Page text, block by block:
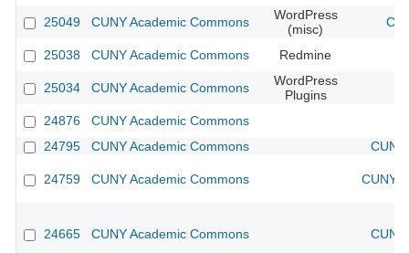
25049 CUNY Academic Commons
WordPress
(misc)
25038 CUNY Academic Commons Redmine
25034 CUNY Academic Commons
WordPress
Plugins
24876
CUNY Academic Commons
24795
CUNY Academic Commons
24759 CUNY Academic Commons CUNY
24665 CUNY Academic Commons